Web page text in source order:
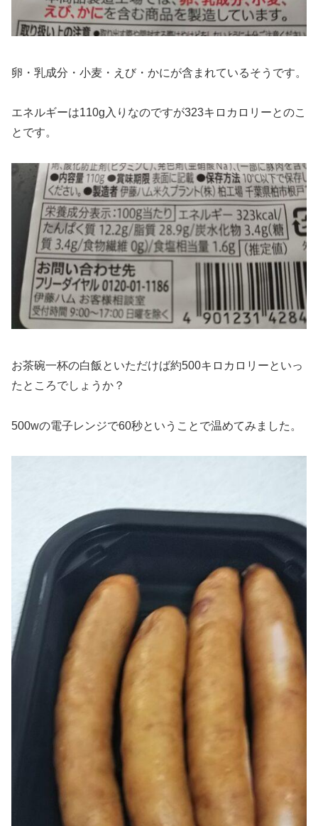
卵・乳成分・小麦・えび・かにが含まれているそうです。
エネルギーは110g入りなのですが323キロカロリーとのこ
とです。
お茶碗一杯の白飯といただけば約500キロカロリーといっ
たところでしょうか？
500wの電子レンジで60秒ということで温めてみました。